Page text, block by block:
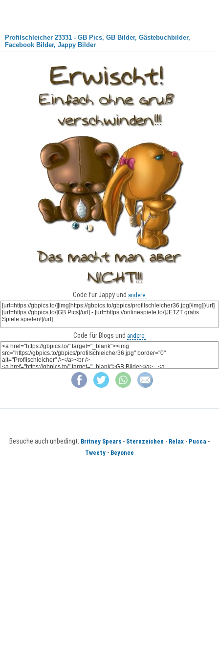
Profilschleicher 23331 - GB Pics, GB Bilder, Gästebuchbilder,
Facebook Bilder, Jappy Bilder
Code für Jappy und andere:
Code für Blogs und andere:
Besuche auch unbedingt: Britney Spears - Sternzeichen - Relax - Pucca -
Tweety - Beyonce